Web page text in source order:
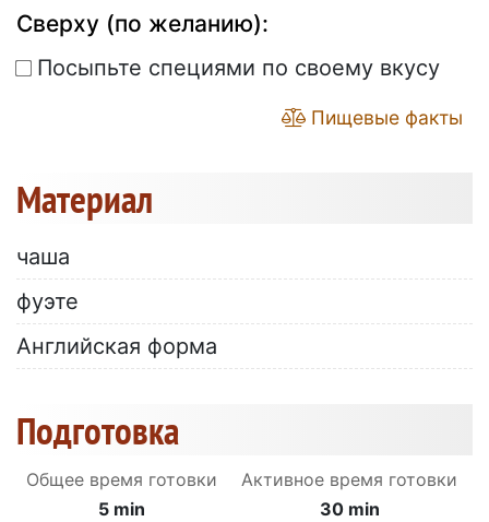
Сверху (по желанию):
Посыпьте специями по своему вкусу
Пищевые факты
Материал
чаша
фуэте
Английская форма
Подготовка
Общее время готовки
5 min
Активное время готовки
30 min